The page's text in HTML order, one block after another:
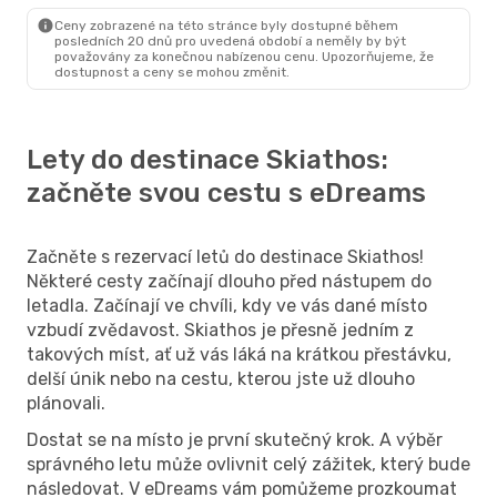
Ceny zobrazené na této stránce byly dostupné během
posledních 20 dnů pro uvedená období a neměly by být
považovány za konečnou nabízenou cenu. Upozorňujeme, že
dostupnost a ceny se mohou změnit.
Lety do destinace Skiathos:
začněte svou cestu s eDreams
Začněte s rezervací letů do destinace Skiathos!
Některé cesty začínají dlouho před nástupem do
letadla. Začínají ve chvíli, kdy ve vás dané místo
vzbudí zvědavost. Skiathos je přesně jedním z
takových míst, ať už vás láká na krátkou přestávku,
delší únik nebo na cestu, kterou jste už dlouho
plánovali.
Dostat se na místo je první skutečný krok. A výběr
správného letu může ovlivnit celý zážitek, který bude
následovat. V eDreams vám pomůžeme prozkoumat